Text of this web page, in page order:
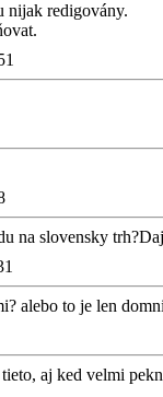
nijak redigovány.
na slovensky
alebo to je len
aj ked velmi